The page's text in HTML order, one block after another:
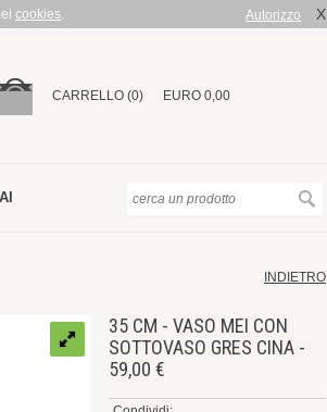
cookies. Autorizzo X
CARRELLO (0) EURO 0,00
INDIETRO
35 CM - VASO MEI CON
SOTTOVASO GRES CINA -
59,00 €